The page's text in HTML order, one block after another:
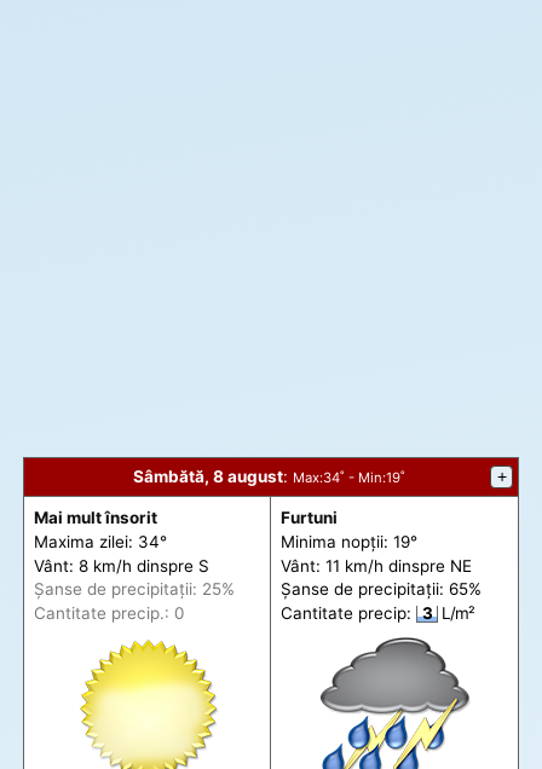
Sâmbătă, 8 august: Max:34˚ - Min:19˚ +
Mai mult însorit
Maxima zilei: 34°
Vânt: 8 km/h dinspre S
Șanse de precipitații: 25%
Cantitate precip.: 0
Furtuni
Minima nopții: 19°
Vânt: 11 km/h dinspre NE
Șanse de precipitații: 65%
Cantitate precip:
3 L/m²